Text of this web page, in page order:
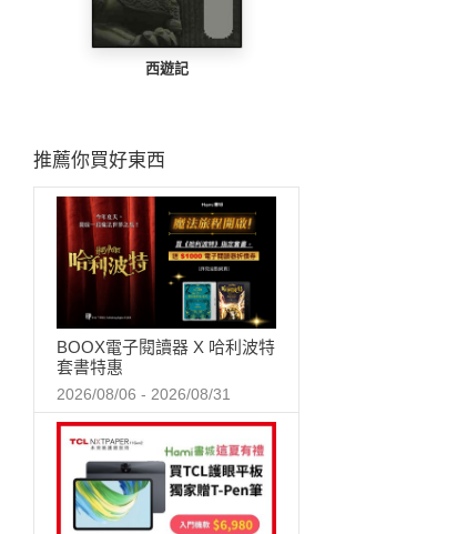
西遊記
推薦你買好東西
BOOX電子閱讀器 X 哈利波特
套書特惠
2026/08/06 - 2026/08/31